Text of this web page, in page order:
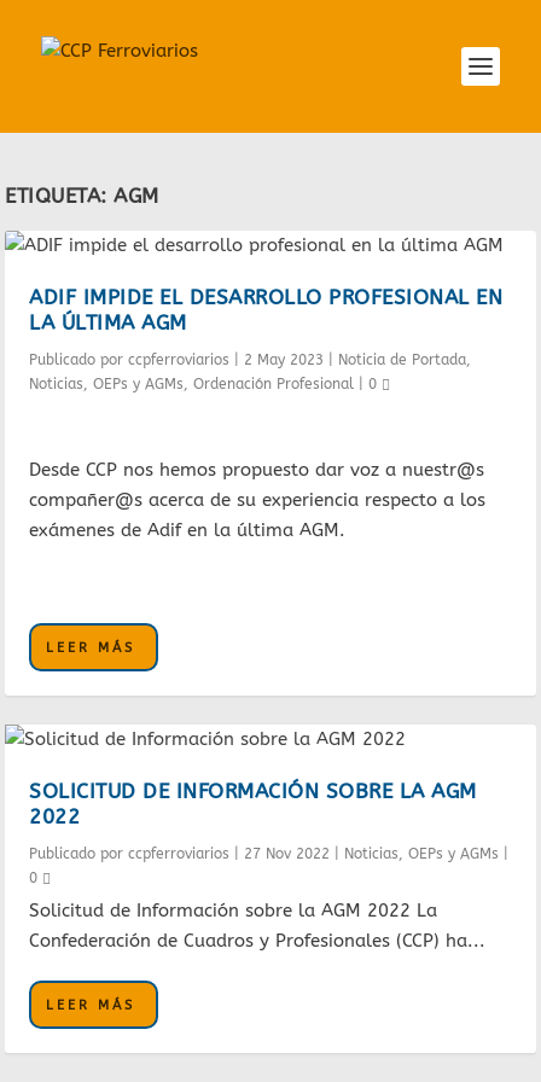
ETIQUETA:AGM
ADIF IMPIDE EL DESARROLLO PROFESIONAL EN
LA ÚLTIMA AGM
Publicado porccpferroviarios 2 May 2023 Noticia de Portada,
Noticias,OEPs y AGMs,Ordenación Profesional |0
Desde CCP nos hemos propuesto dar voz a nuestr@s
compañer@s acerca de su experiencia respecto a los
exámenes de Adif en la última AGM.
LEER MÁS
SOLICITUD DE INFORMACIÓN SOBRE LA AGM
2022
Publicado porccpferroviarios 27 Nov 2022 Noticias,OEPs y AGMs
0
Solicitud de Información sobre la AGM 2022 La
Confederación de Cuadros y Profesionales (CCP) ha...
LEER MÁS